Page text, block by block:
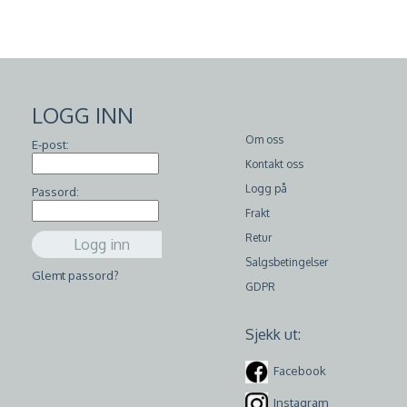
LOGG INN
E-post:
Passord:
Glemt passord?
Om oss
Kontakt oss
Logg på
Frakt
Retur
Salgsbetingelser
GDPR
Sjekk ut:
Facebook
Instagram